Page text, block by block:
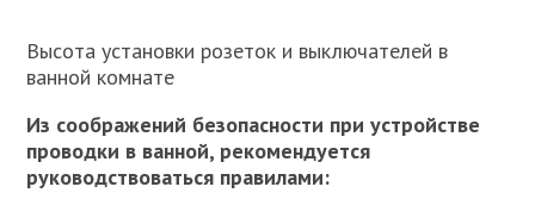
Высота установки розеток и выключателей в
ванной комнате
Из соображений безопасности при устройстве
проводки в ванной, рекомендуется
руководствоваться правилами: